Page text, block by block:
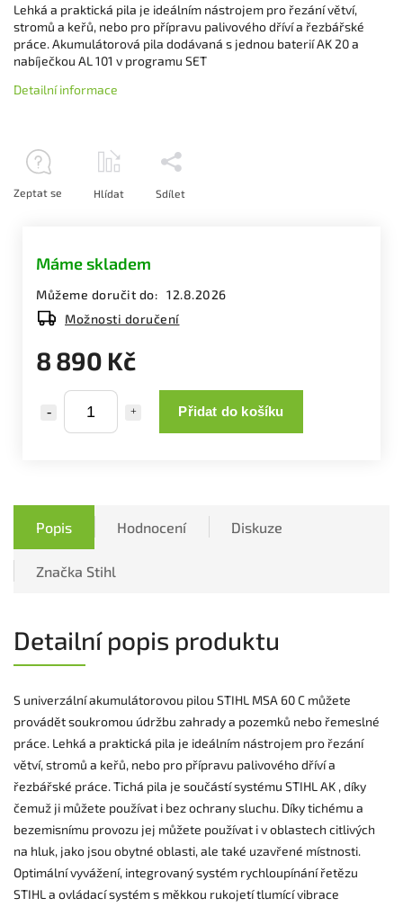
8 890 Kč
Přidat do košíku
Máme skladem
Můžeme doručit do: 12.8.2026
Možnosti doručení
Lehká a praktická pila je ideálním nástrojem pro řezání větví,
stromů a keřů, nebo pro přípravu palivového dříví a řezbářské
práce. Akumulátorová pila dodávaná s jednou baterií AK 20 a
nabíječkou AL 101 v programu SET
Detailní informace
Zeptat se Hlídat Sdílet
Popis Hodnocení Diskuze
Značka Stihl
Detailní popis produktu
S univerzální akumulátorovou pilou STIHL MSA 60 C můžete
provádět soukromou údržbu zahrady a pozemků nebo řemeslné
práce. Lehká a praktická pila je ideálním nástrojem pro řezání
větví, stromů a keřů, nebo pro přípravu palivového dříví a
řezbářské práce. Tichá pila je součástí systému STIHL AK , díky
čemuž ji můžete používat i bez ochrany sluchu. Díky tichému a
bezemisnímu provozu jej můžete používat i v oblastech citlivých
na hluk, jako jsou obytné oblasti, ale také uzavřené místnosti.
Optimální vyvážení, integrovaný systém rychloupínání řetězu
STIHL a ovládací systém s měkkou rukojetí tlumící vibrace